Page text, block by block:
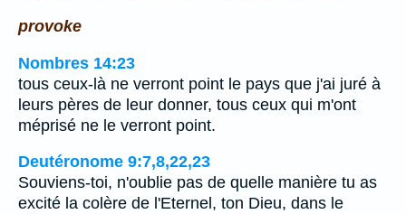
provoke
Nombres 14:23
tous ceux-là ne verront point le pays que j'ai juré à
leurs pères de leur donner, tous ceux qui m'ont
méprisé ne le verront point.
Deutéronome 9:7,8,22,23
Souviens-toi, n'oublie pas de quelle manière tu as
excité la colère de l'Eternel, ton Dieu, dans le